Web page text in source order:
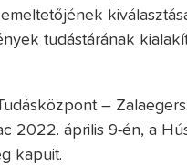
tudástárának
–
2022. április 9-én, a
kapuit.